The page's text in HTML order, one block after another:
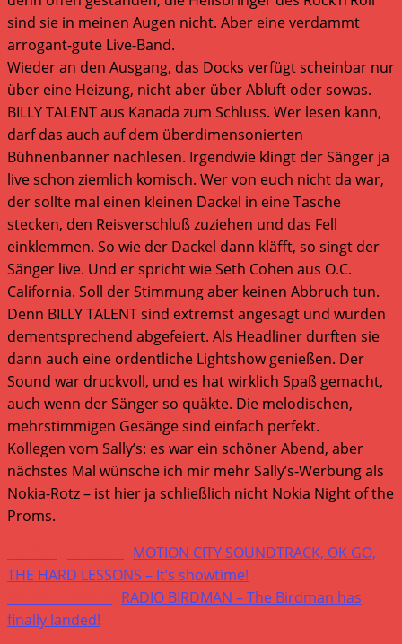
sind sie in meinen Augen nicht. Aber eine verdammt
arrogant-gute Live-Band.
Wieder an den Ausgang, das Docks verfügt scheinbar nur
über eine Heizung, nicht aber über Abluft oder sowas.
BILLY TALENT aus Kanada zum Schluss. Wer lesen kann,
darf das auch auf dem überdimensonierten
Bühnenbanner nachlesen. Irgendwie klingt der Sänger ja
live schon ziemlich komisch. Wer von euch nicht da war,
der sollte mal einen kleinen Dackel in eine Tasche
stecken, den Reisverschluß zuziehen und das Fell
einklemmen. So wie der Dackel dann kläfft, so singt der
Sänger live. Und er spricht wie Seth Cohen aus O.C.
California. Soll der Stimmung aber keinen Abbruch tun.
Denn BILLY TALENT sind extremst angesagt und wurden
dementsprechend abgefeiert. Als Headliner durften sie
dann auch eine ordentliche Lightshow genießen. Der
Sound war druckvoll, und es hat wirklich Spaß gemacht,
auch wenn der Sänger so quäkte. Die melodischen,
mehrstimmigen Gesänge sind einfach perfekt.
Kollegen vom Sally’s: es war ein schöner Abend, aber
nächstes Mal wünsche ich mir mehr Sally’s-Werbung als
Nokia-Rotz – ist hier ja schließlich nicht Nokia Night of the
Proms.
Weitere
Artikel
ansehen
MOTION CITY SOUNDTRACK, OK GO,
THE HARD LESSONS – It’s showtime!
RADIO BIRDMAN – The Birdman has
finally landed!